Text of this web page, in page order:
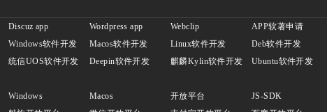
Discuz app Wordpress app Webclip APP软著申请
Windows软件开发 Macos软件开发 Linux软件开发 Deb软件开发
统信UOS软件开发 Deepin软件开发 麒麟Kylin软件开发 Ubuntu软件开发
Windows Macos 开放平台 JS-SDK